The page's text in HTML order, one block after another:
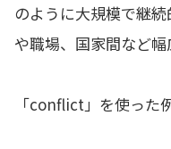
のように大規模で継
や職場、国家間など幅
「conflict」を使った